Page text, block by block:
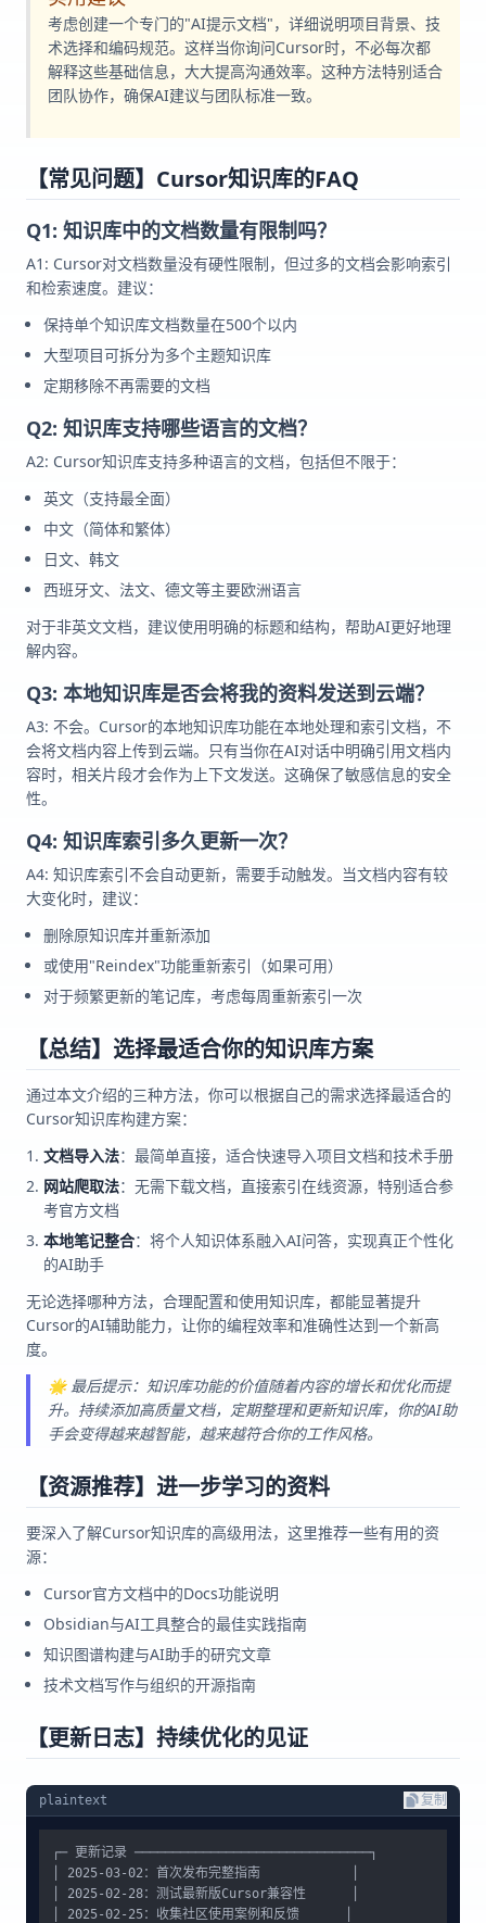
考虑创建一个专门的"AI提示文档"，详细说明项目背景、技
术选择和编码规范。这样当你询问Cursor时，不必每次都
解释这些基础信息，大大提高沟通效率。这种方法特别适合
团队协作，确保AI建议与团队标准一致。
【常见问题】Cursor知识库的FAQ
Q1: 知识库中的文档数量有限制吗？
A1: Cursor对文档数量没有硬性限制，但过多的文档会影响索引
和检索速度。建议：
保持单个知识库文档数量在500个以内
大型项目可拆分为多个主题知识库
定期移除不再需要的文档
Q2: 知识库支持哪些语言的文档？
A2: Cursor知识库支持多种语言的文档，包括但不限于：
英文（支持最全面）
中文（简体和繁体）
日文、韩文
西班牙文、法文、德文等主要欧洲语言
对于非英文文档，建议使用明确的标题和结构，帮助AI更好地理
解内容。
Q3: 本地知识库是否会将我的资料发送到云端？
A3: 不会。Cursor的本地知识库功能在本地处理和索引文档，不
会将文档内容上传到云端。只有当你在AI对话中明确引用文档内
容时，相关片段才会作为上下文发送。这确保了敏感信息的安全
性。
Q4: 知识库索引多久更新一次？
A4: 知识库索引不会自动更新，需要手动触发。当文档内容有较
大变化时，建议：
删除原知识库并重新添加
或使用"Reindex"功能重新索引（如果可用）
对于频繁更新的笔记库，考虑每周重新索引一次
【总结】选择最适合你的知识库方案
通过本文介绍的三种方法，你可以根据自己的需求选择最适合的
Cursor知识库构建方案：
文档导入法：最简单直接，适合快速导入项目文档和技术手册
网站爬取法：无需下载文档，直接索引在线资源，特别适合参
考官方文档
本地笔记整合：将个人知识体系融入AI问答，实现真正个性化
的AI助手
无论选择哪种方法，合理配置和使用知识库，都能显著提升
Cursor的AI辅助能力，让你的编程效率和准确性达到一个新高
度。
🌟 最后提示：知识库功能的价值随着内容的增长和优化而提
升。持续添加高质量文档，定期整理和更新知识库，你的AI助
手会变得越来越智能，越来越符合你的工作风格。
【资源推荐】进一步学习的资料
要深入了解Cursor知识库的高级用法，这里推荐一些有用的资
源：
Cursor官方文档中的Docs功能说明
Obsidian与AI工具整合的最佳实践指南
知识图谱构建与AI助手的研究文章
技术文档写作与组织的开源指南
【更新日志】持续优化的见证
plaintext 复制
┌─ 更新记录 ───────────────────────────────┐
│ 2025-03-02：首次发布完整指南            │
│ 2025-02-28：测试最新版Cursor兼容性      │
│ 2025-02-25：收集社区使用案例和反馈      │